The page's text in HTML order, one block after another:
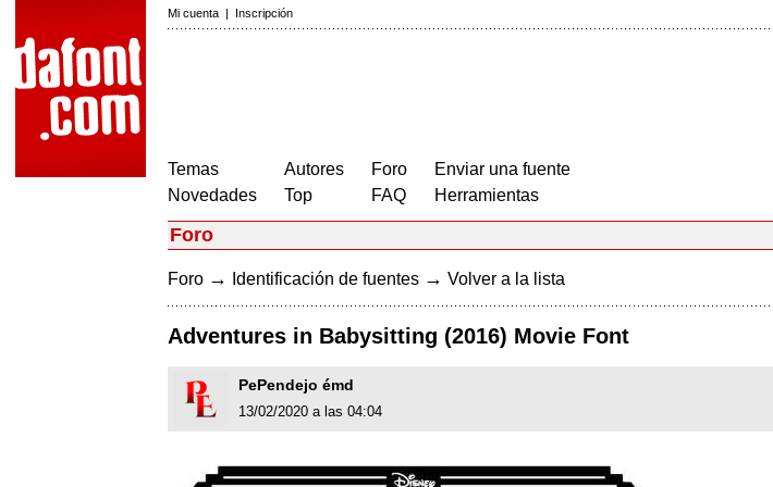
Mi cuenta | Inscripción
Temas
Novedades
Autores
Top
Foro
FAQ
Enviar una fuente
Herramientas
Foro
Foro → Identificación de fuentes → Volver a la lista
Adventures in Babysitting (2016) Movie Font
PePendejo émd
13/02/2020 a las 04:04